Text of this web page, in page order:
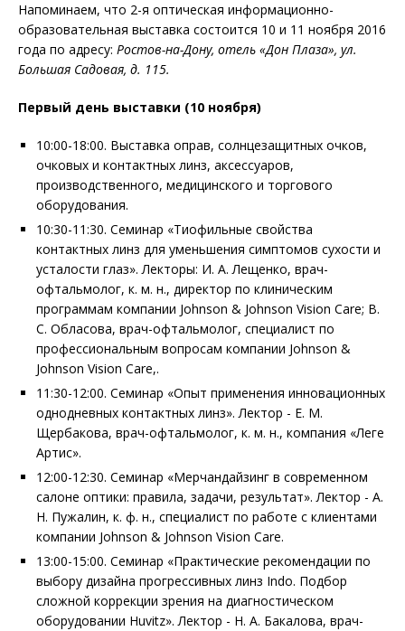
Напоминаем, что 2-я оптическая информационно-
образовательная выставка состоится 10 и 11 ноября 2016
года по адресу: Ростов-на-Дону, отель «Дон Плаза», ул.
Большая Садовая, д. 115.
Первый день выставки (10 ноября)
10:00-18:00. Выставка оправ, солнцезащитных очков,
очковых и контактных линз, аксессуаров,
производственного, медицинского и торгового
оборудования.
10:30-11:30. Семинар «Тиофильные свойства
контактных линз для уменьшения симптомов сухости и
усталости глаз». Лекторы: И. А. Лещенко, врач-
офтальмолог, к. м. н., директор по клиническим
программам компании Johnson & Johnson Vision Care; В.
С. Обласова, врач-офтальмолог, специалист по
профессиональным вопросам компании Johnson &
Johnson Vision Care,.
11:30-12:00. Семинар «Опыт применения инновационных
однодневных контактных линз». Лектор - Е. М.
Щербакова, врач-офтальмолог, к. м. н., компания «Леге
Артис».
12:00-12:30. Семинар «Мерчандайзинг в современном
салоне оптики: правила, задачи, результат». Лектор - А.
Н. Пужалин, к. ф. н., специалист по работе с клиентами
компании Johnson & Johnson Vision Care.
13:00-15:00. Семинар «Практические рекомендации по
выбору дизайна прогрессивных линз Indo. Подбор
сложной коррекции зрения на диагностическом
оборудовании Huvitz». Лектор - Н. А. Бакалова, врач-